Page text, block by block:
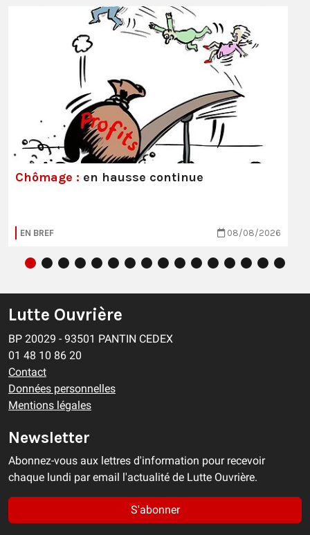
Chômage : en hausse continue
EN BREF 08/08/2026
Lutte Ouvrière
BP 20029 - 93501 PANTIN CEDEX
01 48 10 86 20
Contact
Données personnelles
Mentions légales
Newsletter
Abonnez-vous aux lettres d'information pour recevoir
chaque lundi par email l'actualité de Lutte Ouvrière.
S'abonner